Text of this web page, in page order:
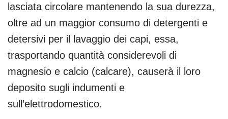
lasciata circolare mantenendo la sua durezza,
oltre ad un maggior consumo di detergenti e
detersivi per il lavaggio dei capi, essa,
trasportando quantità considerevoli di
magnesio e calcio (calcare), causerà il loro
deposito sugli indumenti e
sull’elettrodomestico.